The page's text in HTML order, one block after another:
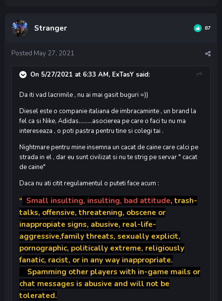
Stranger 87
Posted May 27, 2021
On 5/27/2021 at 6:33 AM, ExTasY said:
Da iti vad lacrimile , nu ai mai gasit buguri =))
Diesel este o companie italiana de imbracaminte , un brand la
fel ca si Nike, Adidas.........asocierea pe care o faci tu nu ma
intereseaza , o poti pastra pentru tine si colegi tai .
Nightmare pentru mine insemna un cacat de caine care calci pe
strada in el , dar eu sunt civilizat si nu te strig pe servar " cacat
de caine"
Daca nu ati citit regulamentul o puteti face acum :
" Small insulting, insulting, bad attitude, trash-
talks, offensive, threatening, obscene or
inappropiate signs, abusive, real-life-
aggressive,family threats, sexually explicit,
pornographic, politically extreme, religiously
fanatic, racist, or in any way inappropriate.
Spamming other players with in-game mails or
chat messages is abusive and will not be
tolerated.